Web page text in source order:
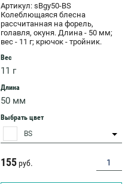
Артикул: sBgy50-BS
Колеблющаяся блесна
рассчитанная на форель,
голавля, окуня. Длина - 50 мм;
вес - 11 г; крючок - тройник.
Вес
11 г
Длина
50 мм
Выбрать цвет
BS
155 руб.